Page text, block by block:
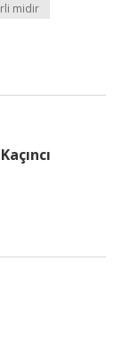
midir